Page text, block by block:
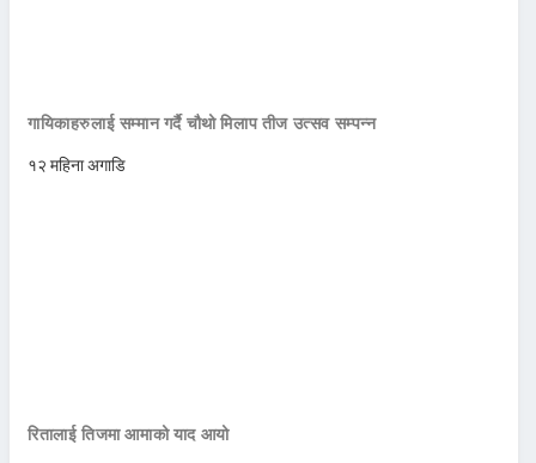
गायिकाहरुलाई सम्मान गर्दै चौथो मिलाप तीज उत्सव सम्पन्न
१२ महिना अगाडि
रितालाई तिजमा आमाको याद आयो